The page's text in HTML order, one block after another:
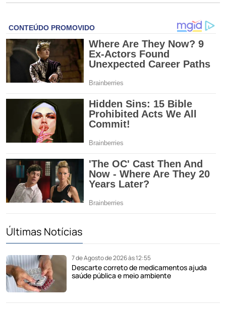
Últimas Notícias
7 de Agosto de 2026 às 12:55
Descarte correto de medicamentos ajuda
saúde pública e meio ambiente